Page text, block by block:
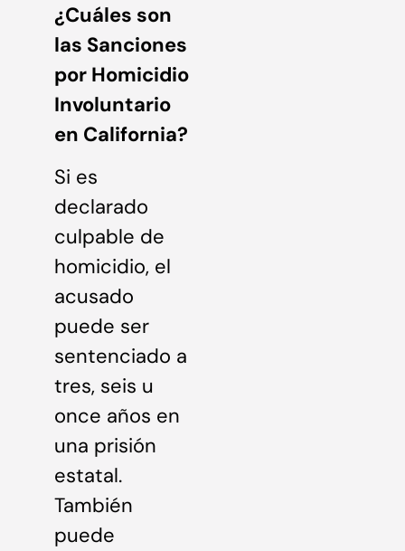
¿Cuáles son
las Sanciones
por Homicidio
Involuntario
en California?
Si es
declarado
culpable de
homicidio, el
acusado
puede ser
sentenciado a
tres, seis u
once años en
una prisión
estatal.
También
puede